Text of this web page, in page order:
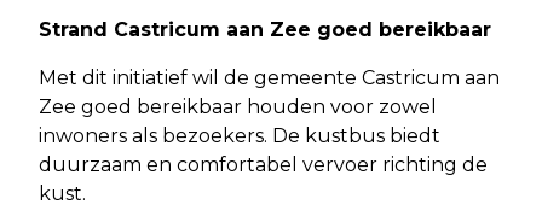
Strand Castricum aan Zee goed bereikbaar
Met dit initiatief wil de gemeente Castricum aan
Zee goed bereikbaar houden voor zowel
inwoners als bezoekers. De kustbus biedt
duurzaam en comfortabel vervoer richting de
kust.